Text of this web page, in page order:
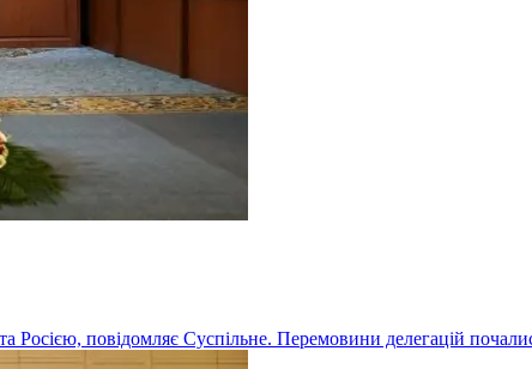
Росією, повідомляє Суспільне. Перемовини делегацій